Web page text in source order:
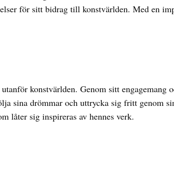
för sitt bidrag till konstvärlden. Med en
konstvärlden. Genom sitt engagemang
sina drömmar och uttrycka sig fritt genom
låter sig inspireras av hennes verk.